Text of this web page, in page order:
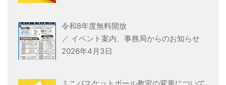
令和8年度無料開放
／ イベント案内、事務局からのお知らせ
2026年4月3日
ミニバスケットボール教室の変更について